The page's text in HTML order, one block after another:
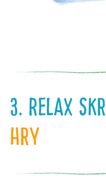
3. relax
hry